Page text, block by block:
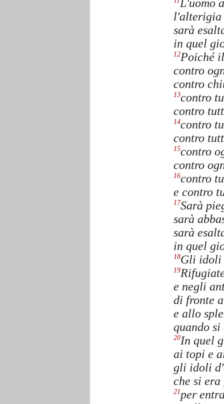
L'uomo
l'alterigia
sarà
in quel
12Poiché
contro
contro
13contro
contro
14contro
contro
15contro
contro
16contro
e contro
17Sarà
sarà
sarà
in quel
18Gli idoli
19
e negli
di fronte
e allo
quando
20In quel
ai topi e
gli idoli
che si
21per